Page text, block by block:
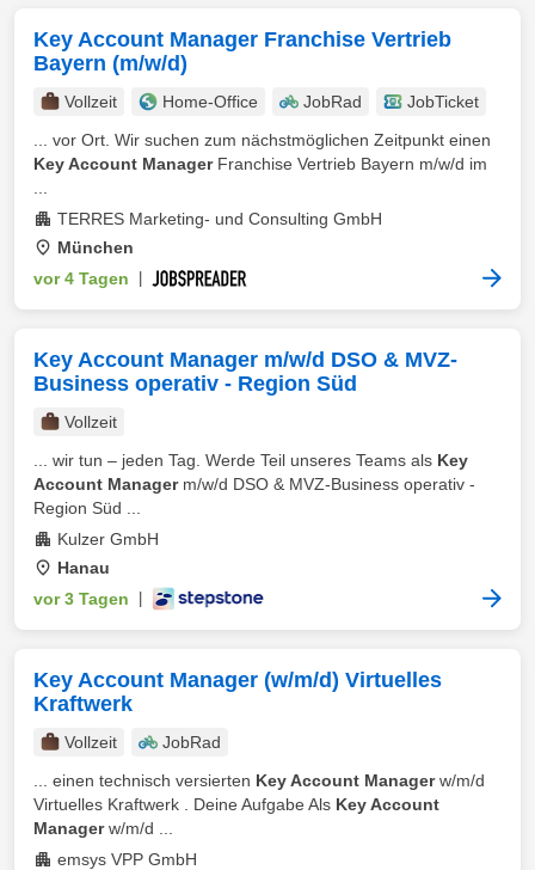
Key Account Manager Franchise Vertrieb
Bayern (m/w/d)
Vollzeit Home-Office JobRad
JobTicket
... vor Ort. Wir suchen zum nächstmöglichen Zeitpunkt einen
Key Account ManagerFranchise Vertrieb Bayern m/w/d im
TERRES Marketing- und Consulting GmbH
München
vor 4 Tagen
Key Account Manager m/w/d DSO & MVZ-
Business operativ - Region Süd
Vollzeit
... wir tun – jeden Tag. Werde Teil unseres Teams als Key
Account Managerm/w/d DSO & MVZ-Business operativ -
Region Süd ...
Kulzer GmbH
Hanau
vor 3 Tagen
Key Account Manager (w/m/d) Virtuelles
Kraftwerk
Vollzeit
JobRad
... einen technisch versierten Key Account Managerw/m/d
Virtuelles Kraftwerk . Deine Aufgabe Als Key Account
Managerw/m/d ...
emsys VPP GmbH